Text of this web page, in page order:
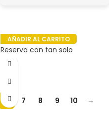
AÑADIR AL CARRITO
Reserva con tan solo
6 7 8 9 10 →